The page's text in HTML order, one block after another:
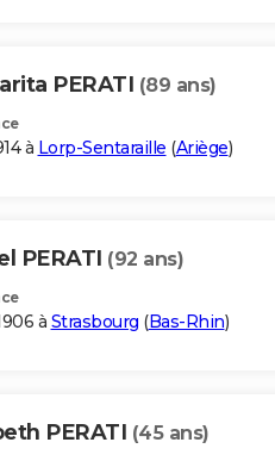
PERATI (89 ans)
à Lorp-Sentaraille (Ariège)
PERATI (92 ans)
à Strasbourg (Bas-Rhin)
PERATI (45 ans)